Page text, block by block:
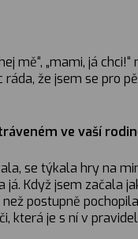
mě“, „mami, já
že jsem se pro
ve vaší
se týkala hry na
Když jsem začala
postupně
je s ní v